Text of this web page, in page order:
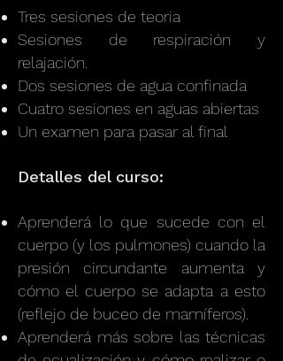
Tres sesiones de teoria
Sesiones de respiración y
relajación.
Dos sesiones de agua confinada
Cuatro sesiones en aguas abiertas
Un examen para pasar al final
Detalles del curso:
Aprenderá lo que sucede con el
cuerpo (y los pulmones) cuando la
presión circundante aumenta y
cómo el cuerpo se adapta a esto
(reflejo de buceo de mamíferos).
Aprenderá más sobre las técnicas